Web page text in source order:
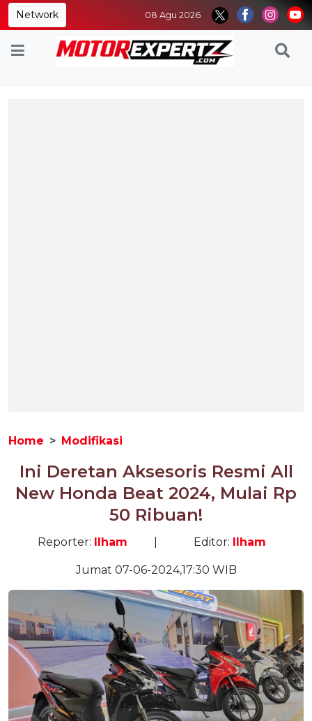
Network 08 Agu 2026
Home Modifikasi
Ini Deretan Aksesoris Resmi All
New Honda Beat 2024, Mulai Rp
50 Ribuan!
Reporter: Ilham Editor: Ilham
Jumat 07-06-2024,17:30 WIB